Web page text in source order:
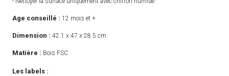
Age conseillé : 12 mois et +
Dimension : 42.1 x 47 x 28.5 cm
Matière : Bois FSC
Les labels :